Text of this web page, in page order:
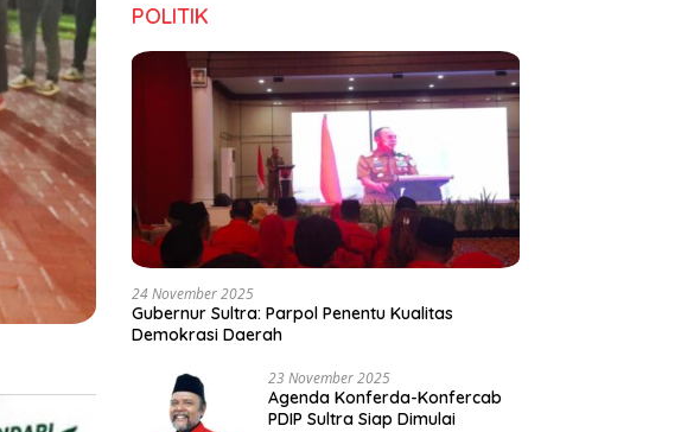
POLITIK
24 November 2025
Gubernur Sultra: Parpol Penentu Kualitas
Demokrasi Daerah
23 November 2025
Agenda Konferda-Konfercab
PDIP Sultra Siap Dimulai